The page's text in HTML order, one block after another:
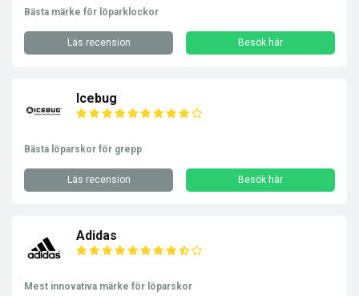
Bästa märke för löparklockor
Läs recension Besök här
Icebug
Bästa löparskor för grepp
Läs recension Besök här
Adidas
Mest innovativa märke för löparskor